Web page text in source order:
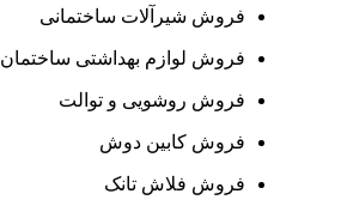
فروش شیرآلات ساختمانی
فروش لوازم بهداشتی ساختمان
فروش روشویی و توالت
فروش کابین دوش
فروش فلاش تانک